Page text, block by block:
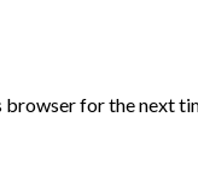
browser for the next